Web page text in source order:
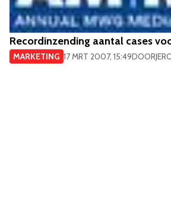
Recordinzending aantal cases
MARKETING 17 MRT 2007, 15:49DOOR